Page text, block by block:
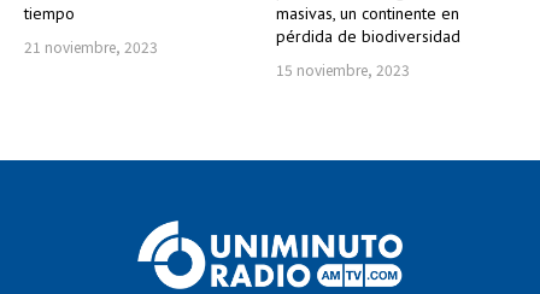
tiempo
21 noviembre, 2023
masivas, un continente en
pérdida de biodiversidad
15 noviembre, 2023